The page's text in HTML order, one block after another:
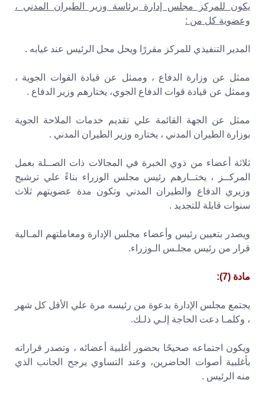
يكون للمركز مجلس إدارة برئاسة وزير الطيران المدني ،
وعضوية كل من :
المدير التنفيذي للمركز مقررًا ويحل محل الرئيس عند غيابه .
ممثل عن وزارة الدفاع ، وممثل عن قيادة القوات الجوية ،
وممثل عن قيادة قوات الدفاع الجوي، يختارهم وزير الدفاع .
ممثل عن الجهة القائمة علي تقديم خدمات الملاحة الجوية
بوزارة الطيران المدني ، يختاره وزير الطيران المدني .
ثلاثة أعضاء من ذوي الخبرة في المجالات ذات الصــلة بعمل
المركــز ، يختــارهم رئيس مجلس الوزراء بناءً علي ترشيح
وزيري الدفاع والطيران المدني وتكون مدة عضويتهم ثلاث
سنوات قابلة للتجديد .
ويصدر بتعيين رئيس وأعضاء مجلس الإدارة ومعاملتهم المـالية
قرار من رئيس مجلـس الـوزراء.
مادة (7):
يجتمع مجلس الإدارة بدعوة من رئيسه مرة علي الأقل كل شهر
، وكلمـا دعت الحاجة إلـي ذلـك.
ويكون اجتماعه صحيحًا بحضور أغلبية أعضائه ، وتصدر قراراته
بأغلبية أصوات الحاضرين، وعند التساوي يرجح الجانب الذي
منه الرئيس .